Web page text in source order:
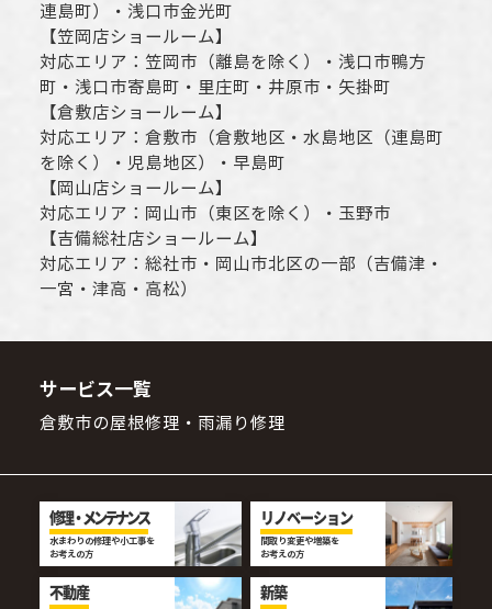
連島町）・ 浅口市金光町
【笠岡店ショールーム】
対応エリア： 笠岡市（離島を除く） ・ 浅口市鴨方
町・ 浅口市寄島町・里庄町・ 井原市 ・矢掛町
【倉敷店ショールーム】
対応エリア： 倉敷市 （倉敷地区・水島地区（連島町
を除く）・児島地区）・早島町
【 岡山店ショールーム】
対応エリア： 岡山市 （東区を除く）・玉野市
【吉備総社店ショールーム】
対応エリア： 総社市 ・ 岡山市北区の一部（吉備津・
一宮・津高・高松）
サービス一覧
倉敷市の屋根修理・雨漏り修理
修理・メンテナンス
水まわりの修理や小工事を
お考えの方
リノベーション
間取り変更や増築を
お考えの方
不動産 新築